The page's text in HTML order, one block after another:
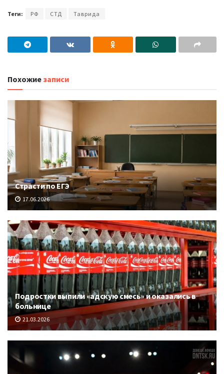
Теги: РФ СТД Таврида
Похожие записи
Страсти по ЕГЭ
17.06.2026
Подростки выпили «адскую смесь» и оказались в
больнице
21.03.2026